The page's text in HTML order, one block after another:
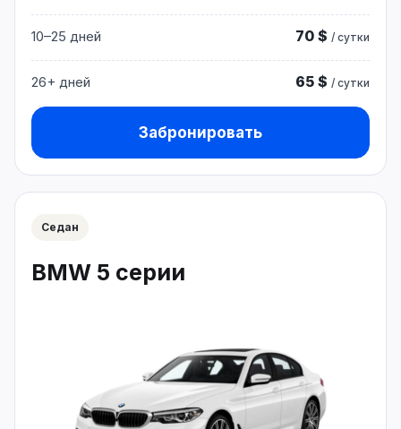
10–25 дней 70 $ / сутки
26+ дней 65 $ / сутки
Забронировать
Седан
BMW 5 серии